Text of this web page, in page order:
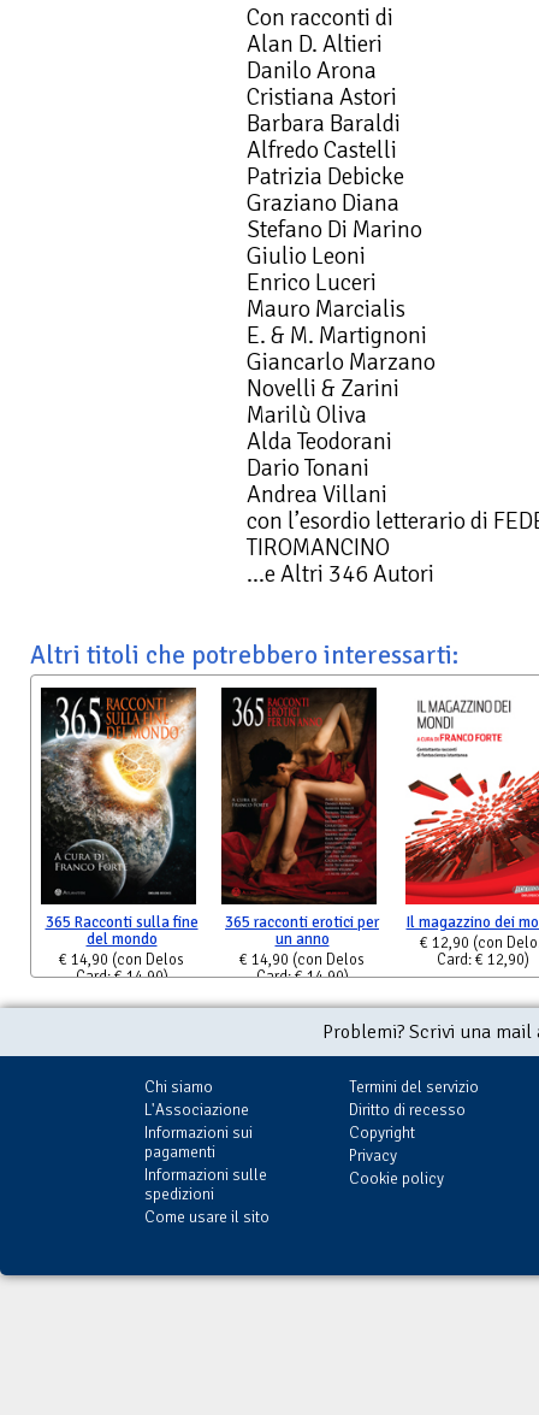
Con racconti di
Alan D. Altieri
Danilo Arona
Cristiana Astori
Barbara Baraldi
Alfredo Castelli
Patrizia Debicke
Graziano Diana
Stefano Di Marino
Giulio Leoni
Enrico Luceri
Mauro Marcialis
E. & M. Martignoni
Giancarlo Marzano
Novelli & Zarini
Marilù Oliva
Alda Teodorani
Dario Tonani
Andrea Villani
con l’esordio letterario di
TIROMANCINO
…e Altri 346 Autori
Altri titoli che potrebbero interessarti:
365 Racconti sulla fine
del mondo
€ 14,90 (con Delos
Card: € 14,90)
365 racconti erotici per
un anno
€ 14,90 (con Delos
Card: € 14,90)
Il magazzino dei
€ 12,90 (con
Card: € 12,90)
Problemi? Scrivi una
Chi siamo
L'Associazione
Informazioni sui
pagamenti
Informazioni sulle
spedizioni
Come usare il sito
Termini del servizio
Diritto di recesso
Copyright
Privacy
Cookie policy